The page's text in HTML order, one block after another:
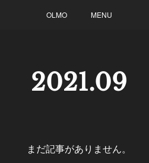
OLMO MENU
2021.09
まだ記事がありません。